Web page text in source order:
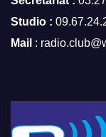
Studio :
Mail :